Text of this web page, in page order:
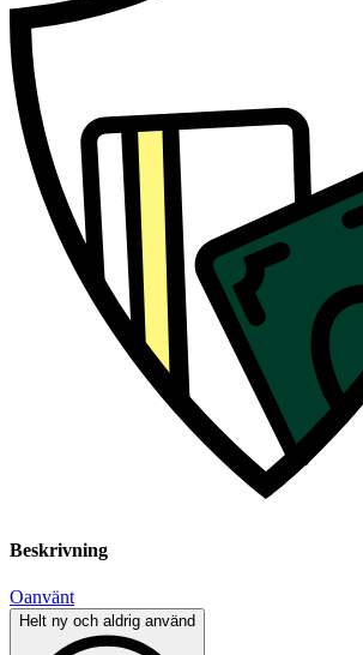
Beskrivning
Oanvänt
Helt ny och aldrig använd